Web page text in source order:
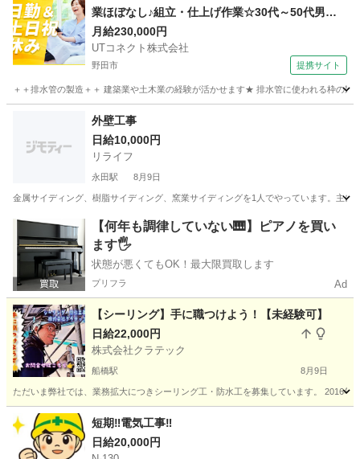
業ほぼなし♪組立・仕上げ作業☆30代～50代男性
活躍中＜茨城県守谷市＞
月給230,000円
UTコネクト株式会社
野田市 提携サイト
＋＋排水管の製造＋＋ 建築業や土木業の経験が活かせます★ 排水管に使われる枠の
大工
外壁工事
日給10,000円
リライフ
永田駅 8月9日
金属サイディング、樹脂サイディング、窯業サイディングを1人でやっています。主
千葉 大網白里市 永田駅 その他
【何年も調律していない🎹】ピアノを買い
ます🖐️
状態が悪くてもOK！最大限買取します
プリフラ Ad
【シーリング】手に職つけよう！【未経験可】
日給22,000円
株式会社クラテック
船橋駅 8月9日
ただいま弊社では、業務拡大につきシーリング工・防水工を募集しています。 2016
千葉 船橋市 船橋駅 その他
短期‼️電気工事‼️
日給20,000円